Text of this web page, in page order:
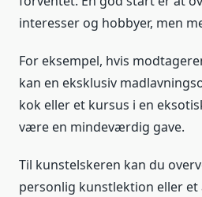
interesser og hobbyer, men
For eksempel, hvis
kan en eksklusiv
kok eller et kursus i en
være en mindeværdig gave.
Til kunstelskeren kan du
personlig kunstlektion eller et